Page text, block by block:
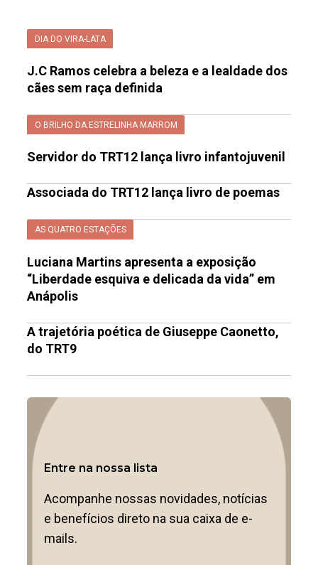
DIA DO VIRA-LATA
J.C Ramos celebra a beleza e a lealdade dos
cães sem raça definida
O BRILHO DA ESTRELINHA MARROM
Servidor do TRT12 lança livro infantojuvenil
Associada do TRT12 lança livro de poemas
AS QUATRO ESTAÇÕES
Luciana Martins apresenta a exposição
“Liberdade esquiva e delicada da vida” em
Anápolis
A trajetória poética de Giuseppe Caonetto,
do TRT9
Entre na nossa lista
Acompanhe nossas novidades, notícias
e benefícios direto na sua caixa de e-
mails.